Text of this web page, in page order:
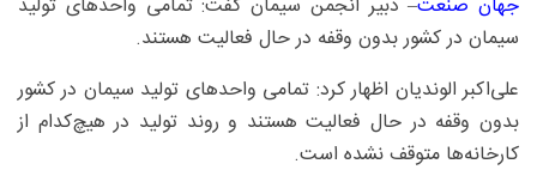
سیمان در کشور بدون وقفه در حال فعالیت هستند.
علی‌اکبر الوندیان اظهار کرد: تمامی واحدهای تولید سیمان در کشور
بدون وقفه در حال فعالیت هستند و روند تولید در هیچ‌کدام از
کارخانه‌ها متوقف نشده است.